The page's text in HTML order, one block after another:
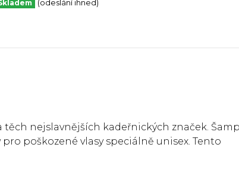
(odeslání ihned)
nejslavnějších kadeřnických značek.
poškozené vlasy speciálně unisex. Tento